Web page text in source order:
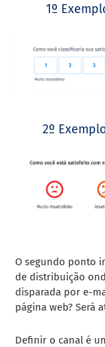
1º
2º
O segundo ponto
de distribuição
disparada por e-
página web? Será
Definir o canal é